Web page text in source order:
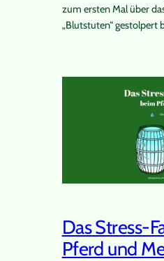
zum ersten Mal über
„Blutstuten“ gestolpert
Das Stress-
Pferd und